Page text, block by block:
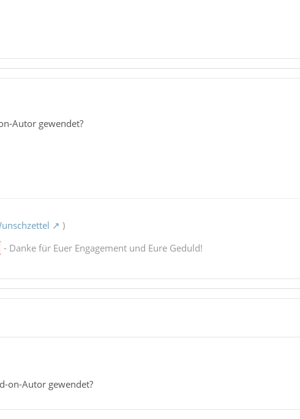
Autor gewendet?
)
- Danke für Euer Engagement und Eure Geduld!
on-Autor gewendet?